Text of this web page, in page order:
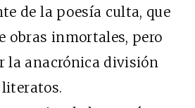
de la poesía culta, que
obras inmortales, pero
la anacrónica división